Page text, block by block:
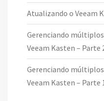
Atualizando o Veeam
Gerenciando
Veeam Kasten – Parte
Gerenciando
Veeam Kasten – Parte